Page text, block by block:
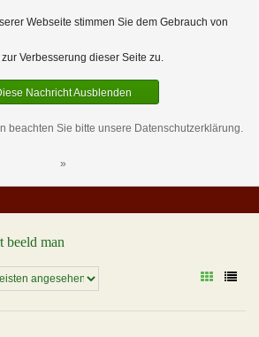
0 Artikel
beeld man
Webseite stimmen Sie dem Gebrauch von
Verbesserung dieser Seite zu.
Nachricht Ausblenden
beachten Sie bitte unsere Datenschutzerklärung.
»